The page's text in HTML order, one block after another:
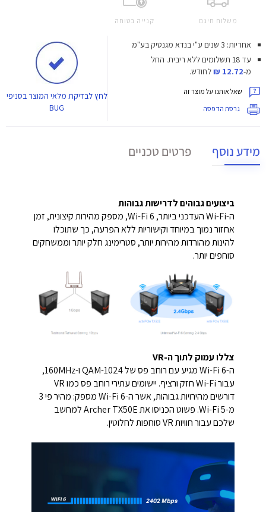
משלוח חינם קנייה בטוחה
אחריות: 3 שנים ע"י בנדא מגנטיק בע"מ
עד 18 תשלומים ללא ריבית.
החל
מ-12.72 ₪ לחודש.
שאל אותנו על מוצר זה
גרסת הדפסה
לחץלבדיקת מלאי המוצר בסניפי
BUG
מידע נוסף פרטים טכניים
ביצועים גבוהים לדרישות גבוהות
ה-Wi-Fi העדכני ביותר, Wi-Fi 6, מספק מהירות קיצונית, זמן
אחזור נמוך במיוחד וקישוריות ללא הפרעה, כך שתוכלו
להינות מהורדות מהירות יותר, סטרימינג חלק יותר וממשחקים
סוחפים יותר.
צללו עמוק לתוך ה-VR
ה-Wi-Fi 6 מגיע עם רוחב פס של 1024-QAM ו-160MHz,
עבור Wi-Fi חזק ורציף. יישומים עתירי רוחב פס כמו VR
דורשים מהירויות גבוהות, אשר ה-Wi-Fi 6 מספק: מהיר פי 3
מ-Wi-Fi 5. פשוט הכניסו את Archer TX50E למחשב
שלכם עבור חוויות VR סוחפות לחלוטין.